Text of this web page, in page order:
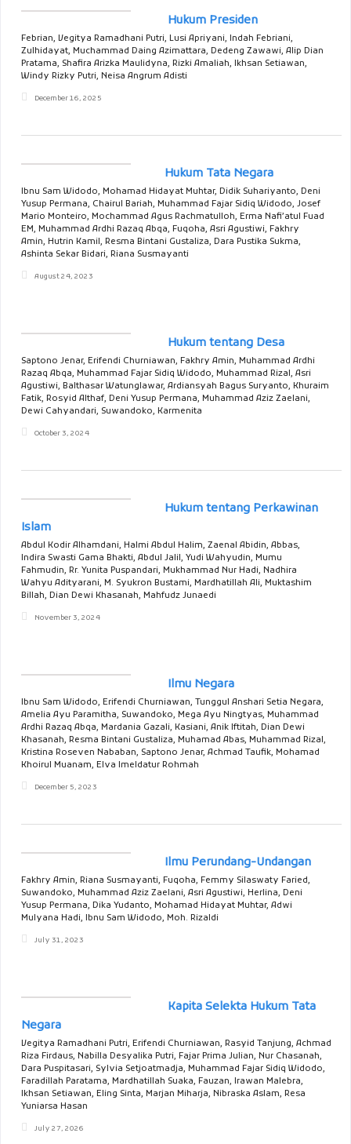
Hukum Presiden
Febrian, Vegitya Ramadhani Putri, Lusi Apriyani, Indah Febriani,
Zulhidayat, Muchammad Daing Azimattara, Dedeng Zawawi, Alip Dian
Pratama, Shafira Arizka Maulidyna, Rizki Amaliah, Ikhsan Setiawan,
Windy Rizky Putri, Neisa Angrum Adisti
December 16, 2025
Hukum Tata Negara
Ibnu Sam Widodo, Mohamad Hidayat Muhtar, Didik Suhariyanto, Deni
Yusup Permana, Chairul Bariah, Muhammad Fajar Sidiq Widodo, Josef
Mario Monteiro, Mochammad Agus Rachmatulloh, Erma Nafi’atul Fuad
EM, Muhammad Ardhi Razaq Abqa, Fuqoha, Asri Agustiwi, Fakhry
Amin, Hutrin Kamil, Resma Bintani Gustaliza, Dara Pustika Sukma,
Ashinta Sekar Bidari, Riana Susmayanti
August 24, 2023
Hukum tentang Desa
Saptono Jenar, Erifendi Churniawan, Fakhry Amin, Muhammad Ardhi
Razaq Abqa, Muhammad Fajar Sidiq Widodo, Muhammad Rizal, Asri
Agustiwi, Balthasar Watunglawar, Ardiansyah Bagus Suryanto, Khuraim
Fatik, Rosyid Althaf, Deni Yusup Permana, Muhammad Aziz Zaelani,
Dewi Cahyandari, Suwandoko, Karmenita
October 3, 2024
Hukum tentang Perkawinan
Islam
Abdul Kodir Alhamdani, Halmi Abdul Halim, Zaenal Abidin, Abbas,
Indira Swasti Gama Bhakti, Abdul Jalil, Yudi Wahyudin, Mumu
Fahmudin, Rr. Yunita Puspandari, Mukhammad Nur Hadi, Nadhira
Wahyu Adityarani, M. Syukron Bustami, Mardhatillah Ali, Muktashim
Billah, Dian Dewi Khasanah, Mahfudz Junaedi
November 3, 2024
Ilmu Negara
Ibnu Sam Widodo, Erifendi Churniawan, Tunggul Anshari Setia Negara,
Amelia Ayu Paramitha, Suwandoko, Mega Ayu Ningtyas, Muhammad
Ardhi Razaq Abqa, Mardania Gazali, Kasiani, Anik Iftitah, Dian Dewi
Khasanah, Resma Bintani Gustaliza, Muhamad Abas, Muhammad Rizal,
Kristina Roseven Nababan, Saptono Jenar, Achmad Taufik, Mohamad
Khoirul Muanam, Elva Imeldatur Rohmah
December 5, 2023
Ilmu Perundang-Undangan
Fakhry Amin, Riana Susmayanti, Fuqoha, Femmy Silaswaty Faried,
Suwandoko, Muhammad Aziz Zaelani, Asri Agustiwi, Herlina, Deni
Yusup Permana, Dika Yudanto, Mohamad Hidayat Muhtar, Adwi
Mulyana Hadi, Ibnu Sam Widodo, Moh. Rizaldi
July 31, 2023
Kapita Selekta Hukum Tata
Negara
Vegitya Ramadhani Putri, Erifendi Churniawan, Rasyid Tanjung, Achmad
Riza Firdaus, Nabilla Desyalika Putri, Fajar Prima Julian, Nur Chasanah,
Dara Puspitasari, Sylvia Setjoatmadja, Muhammad Fajar Sidiq Widodo,
Faradillah Paratama, Mardhatillah Suaka, Fauzan, Irawan Malebra,
Ikhsan Setiawan, Eling Sinta, Marjan Miharja, Nibraska Aslam, Resa
Yuniarsa Hasan
July 27, 2026